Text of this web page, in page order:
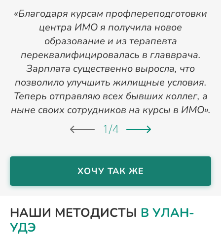
«Благодаря курсам профпереподготовки
центра ИМО я получила новое
образование и из терапевта
переквалифицировалась в главврача.
Зарплата существенно выросла, что
позволило улучшить жилищные условия.
Теперь отправляю всех бывших коллег, а
ныне своих сотрудников на курсы в ИМО».
1/4
ХОЧУ ТАК ЖЕ
НАШИ МЕТОДИСТЫ В УЛАН-
УДЭ